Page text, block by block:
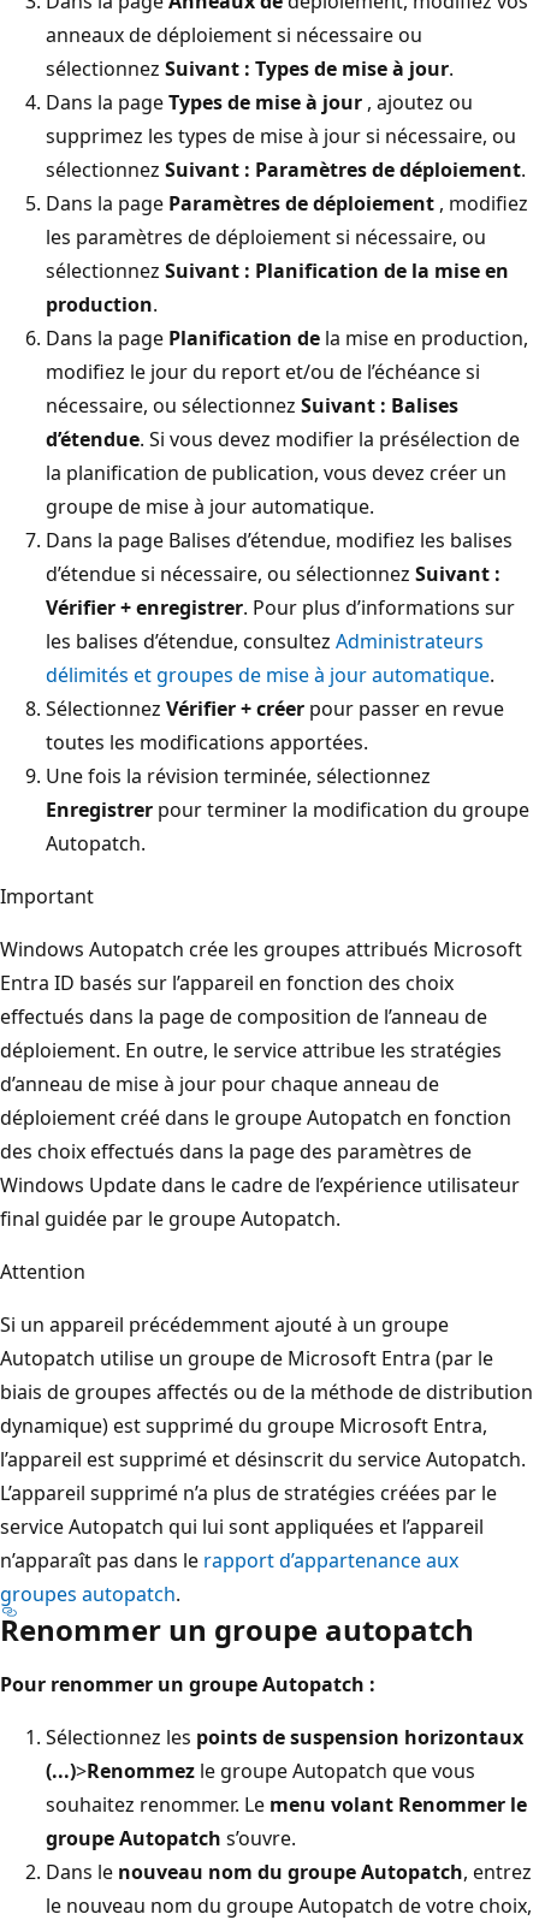
anneaux de déploiement si nécessaire ou
sélectionnez Suivant : Types de mise à jour.
Dans la pageTypes de mise à jour , ajoutez ou
supprimez les types de mise à jour si nécessaire, ou
sélectionnez Suivant : Paramètres de déploiement.
Dans la page Paramètres de déploiement , modifiez
les paramètres de déploiement si nécessaire, ou
sélectionnez Suivant : Planification de la mise en
production.
Dans la page Planification de la mise en production,
modifiez le jour du report et/ou de l’échéance si
nécessaire, ou sélectionnez Suivant : Balises
d’étendue. Si vous devez modifier la présélection de
la planification de publication, vous devez créer un
groupe de mise à jour automatique.
Dans la page Balises d’étendue, modifiez les balises
d’étendue si nécessaire, ou sélectionnez Suivant :
Vérifier + enregistrer. Pour plus d’informations sur
les balises d’étendue, consultez Administrateurs
délimités et groupes de mise à jour automatique.
Sélectionnez Vérifier + créer pour passer en revue
toutes les modifications apportées.
Une fois la révision terminée, sélectionnez
Enregistrer pour terminer la modification du groupe
Autopatch.
Important
Windows Autopatch crée les groupes attribués Microsoft
Entra ID basés sur l’appareil en fonction des choix
effectués dans la page de composition de l’anneau de
déploiement. En outre, le service attribue les stratégies
d’anneau de mise à jour pour chaque anneau de
déploiement créé dans le groupe Autopatch en fonction
des choix effectués dans la page des paramètres de
Windows Update dans le cadre de l’expérience utilisateur
final guidée par le groupe Autopatch.
Attention
Si un appareil précédemment ajouté à un groupe
Autopatch utilise un groupe de Microsoft Entra (par le
biais de groupes affectés ou de la méthode de distribution
dynamique) est supprimé du groupe Microsoft Entra,
l’appareil est supprimé et désinscrit du service Autopatch.
L’appareil supprimé n’a plus de stratégies créées par le
service Autopatch qui lui sont appliquées et l’appareil
n’apparaît pas dans le rapport d’appartenance aux
groupes autopatch.
Renommer un groupe autopatch
Pour renommer un groupe Autopatch :
Sélectionnez les points de suspension horizontaux
(...)>Renommez le groupe Autopatch que vous
souhaitez renommer. Le menu volant Renommer le
groupe Autopatch s’ouvre.
Dans le nouveau nom du groupe Autopatch, entrez
le nouveau nom du groupe Autopatch de votre choix,